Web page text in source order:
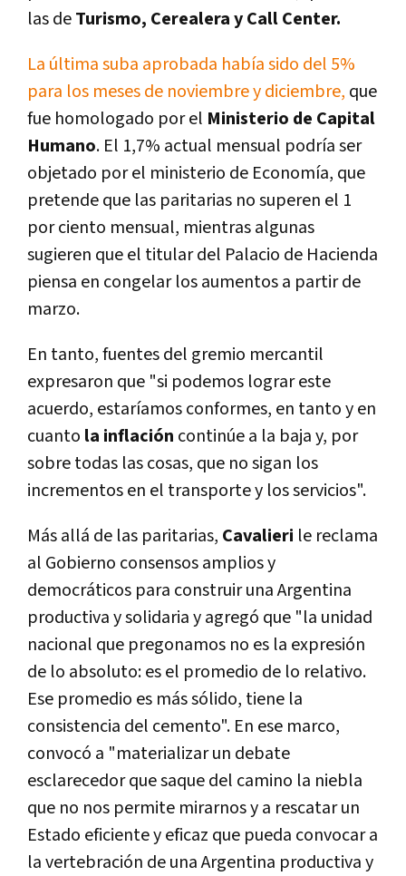
las deTurismo, Cerealera y Call Center.
La última suba aprobada había sido del 5%
para los meses de noviembre y diciembre, que
fue homologado por el Ministerio de Capital
Humano. El 1,7% actual mensual podría ser
objetado por el ministerio de Economía, que
pretende que las paritarias no superen el 1
por ciento mensual, mientras algunas
sugieren que el titular del Palacio de Hacienda
piensa en congelar los aumentos a partir de
marzo.
En tanto, fuentes del gremio mercantil
expresaron que "si podemos lograr este
acuerdo, estaríamos conformes, en tanto y en
cuanto la inflación continúe a la baja y, por
sobre todas las cosas, que no sigan los
incrementos en el transporte y los servicios".
Más allá de las paritarias, Cavalieri le reclama
al Gobierno consensos amplios y
democráticos para construir una Argentina
productiva y solidaria y agregó que "la unidad
nacional que pregonamos no es la expresión
de lo absoluto: es el promedio de lo relativo.
Ese promedio es más sólido, tiene la
consistencia del cemento". En ese marco,
convocó a "materializar un debate
esclarecedor que saque del camino la niebla
que no nos permite mirarnos y a rescatar un
Estado eficiente y eficaz que pueda convocar a
la vertebración de una Argentina productiva y